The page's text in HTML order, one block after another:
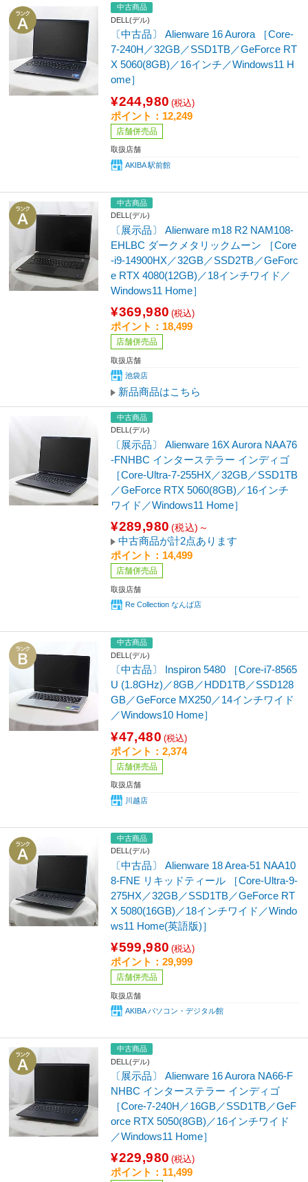
中古商品
DELL(デル)
〔中古品〕 Alienware 16 Aurora ［Core-
7-240H／32GB／SSD1TB／GeForce RT
X 5060(8GB)／16インチ／Windows11 H
ome］
¥244,980 (税込)
ポイント：12,249
店舗併売品
取扱店舗
AKIBA 駅前館
中古商品
DELL(デル)
〔展示品〕 Alienware m18 R2 NAM108-
EHLBC ダークメタリックムーン ［Core
-i9-14900HX／32GB／SSD2TB／GeForc
e RTX 4080(12GB)／18インチワイド／
Windows11 Home］
¥369,980 (税込)
ポイント：18,499
店舗併売品
取扱店舗
池袋店
新品商品はこちら
中古商品
DELL(デル)
〔展示品〕 Alienware 16X Aurora NAA76
-FNHBC インターステラー インディゴ
［Core-Ultra-7-255HX／32GB／SSD1TB
／GeForce RTX 5060(8GB)／16インチ
ワイド／Windows11 Home］
¥289,980 (税込)～
中古商品が計2点あります
ポイント：14,499
店舗併売品
取扱店舗
Re Collection なんば店
中古商品
DELL(デル)
〔中古品〕 Inspiron 5480 ［Core-i7-8565
U (1.8GHz)／8GB／HDD1TB／SSD128
GB／GeForce MX250／14インチワイド
／Windows10 Home］
¥47,480 (税込)
ポイント：2,374
店舗併売品
取扱店舗
川越店
中古商品
DELL(デル)
〔中古品〕 Alienware 18 Area-51 NAA10
8-FNE リキッドティール ［Core-Ultra-9-
275HX／32GB／SSD1TB／GeForce RT
X 5080(16GB)／18インチワイド／Windo
ws11 Home(英語版)］
¥599,980 (税込)
ポイント：29,999
店舗併売品
取扱店舗
AKIBA パソコン・デジタル館
中古商品
DELL(デル)
〔展示品〕 Alienware 16 Aurora NA66-F
NHBC インターステラー インディゴ
［Core-7-240H／16GB／SSD1TB／GeF
orce RTX 5050(8GB)／16インチワイド
／Windows11 Home］
¥229,980 (税込)
ポイント：11,499